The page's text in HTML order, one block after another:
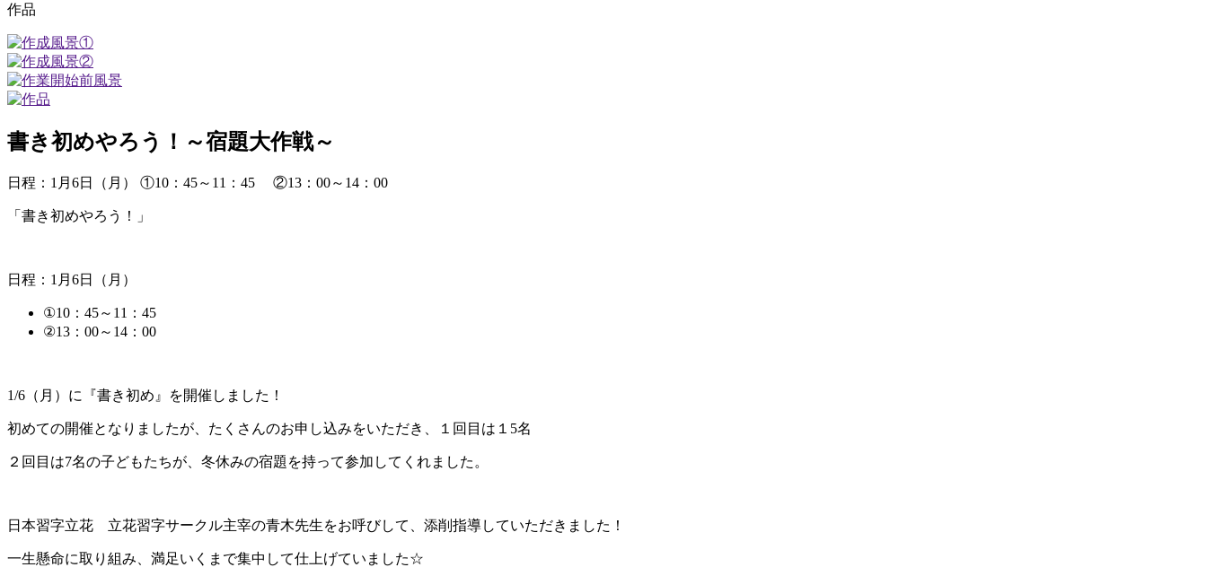
作品
書き初めやろう！～宿題大作戦～
日程：1月6日（月） ①10：45～11：45 ②13：00～14：00
「書き初めやろう！」
日程：1月6日（月）
①10：45～11：45
②13：00～14：00
1/6（月）に『書き初め』を開催しました！
初めての開催となりましたが、たくさんのお申し込みをいただき、１回目は１5名
２回目は7名の子どもたちが、冬休みの宿題を持って参加してくれました。
日本習字立花 立花習字サークル主宰の青木先生をお呼びして、添削指導していただきました！
一生懸命に取り組み、満足いくまで集中して仕上げていました☆